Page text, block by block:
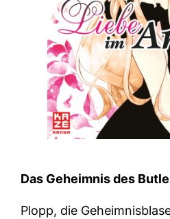
Das Geheimnis des
Plopp, die